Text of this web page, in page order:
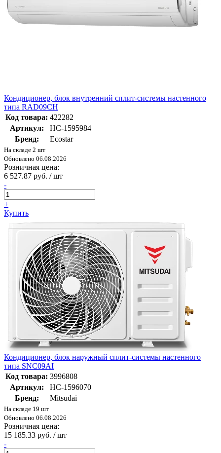
Кондиционер, блок внутренний сплит-системы настенного
типа RAD09CH
Код товара: 422282
Артикул:
НС-1595984
Бренд:
Ecostar
На складе 2 шт
Обновлено 06.08.2026
Розничная цена:
6 527.87 руб. / шт
-
+
Купить
Кондиционер, блок наружный сплит-системы настенного
типа SNC09AI
Код товара: 3996808
Артикул:
НС-1596070
Бренд:
Mitsudai
На складе 19 шт
Обновлено 06.08.2026
Розничная цена:
15 185.33 руб. / шт
-